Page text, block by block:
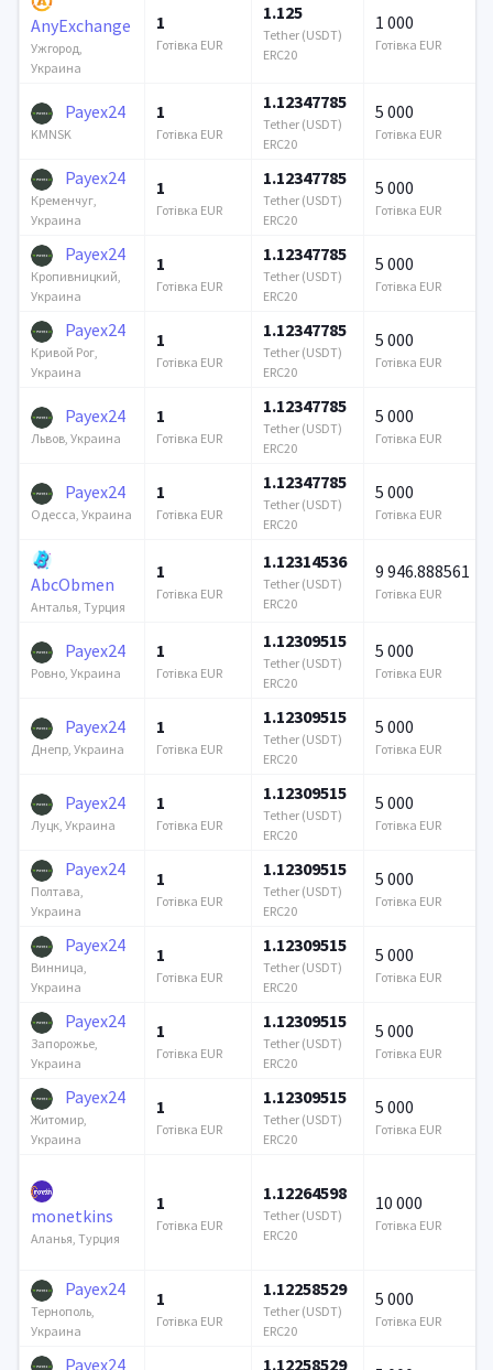
AnyExchange
Ужгород,
Украина
1
Готівка EUR
1.125
Tether (USDT)
ERC20
1 000
Готівка EUR
Payex24
KMNSK
1
Готівка EUR
1.12347785
Tether (USDT)
ERC20
5 000
Готівка EUR
Payex24
Кременчуг,
Украина
1
Готівка EUR
1.12347785
Tether (USDT)
ERC20
5 000
Готівка EUR
Payex24
Кропивницкий,
Украина
1
Готівка EUR
1.12347785
Tether (USDT)
ERC20
5 000
Готівка EUR
Payex24
Кривой Рог,
Украина
1
Готівка EUR
1.12347785
Tether (USDT)
ERC20
5 000
Готівка EUR
Payex24
Львов, Украина
1
Готівка EUR
1.12347785
Tether (USDT)
ERC20
5 000
Готівка EUR
Payex24
Одесса, Украина
1
Готівка EUR
1.12347785
Tether (USDT)
ERC20
5 000
Готівка EUR
AbcObmen
Анталья, Турция
1
Готівка EUR
1.12314536
Tether (USDT)
ERC20
9 946.888561
Готівка EUR
Payex24
Ровно, Украина
1
Готівка EUR
1.12309515
Tether (USDT)
ERC20
5 000
Готівка EUR
Payex24
Днепр, Украина
1
Готівка EUR
1.12309515
Tether (USDT)
ERC20
5 000
Готівка EUR
Payex24
Луцк, Украина
1
Готівка EUR
1.12309515
Tether (USDT)
ERC20
5 000
Готівка EUR
Payex24
Полтава,
Украина
1
Готівка EUR
1.12309515
Tether (USDT)
ERC20
5 000
Готівка EUR
Payex24
Винница,
Украина
1
Готівка EUR
1.12309515
Tether (USDT)
ERC20
5 000
Готівка EUR
Payex24
Запорожье,
Украина
1
Готівка EUR
1.12309515
Tether (USDT)
ERC20
5 000
Готівка EUR
Payex24
Житомир,
Украина
1
Готівка EUR
1.12309515
Tether (USDT)
ERC20
5 000
Готівка EUR
monetkins
Аланья, Турция
1
Готівка EUR
1.12264598
Tether (USDT)
ERC20
10 000
Готівка EUR
Payex24
Тернополь,
Украина
1
Готівка EUR
1.12258529
Tether (USDT)
ERC20
5 000
Готівка EUR
Payex24 1.12258529